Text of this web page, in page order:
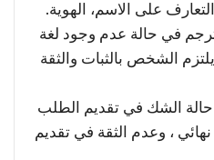
على الاسم، الهوية.
في حالة عدم وجود لغة
الشخص بالثبات والثقة
حالة الشك في تقديم الطلب
، وعدم الثقة في تقديم